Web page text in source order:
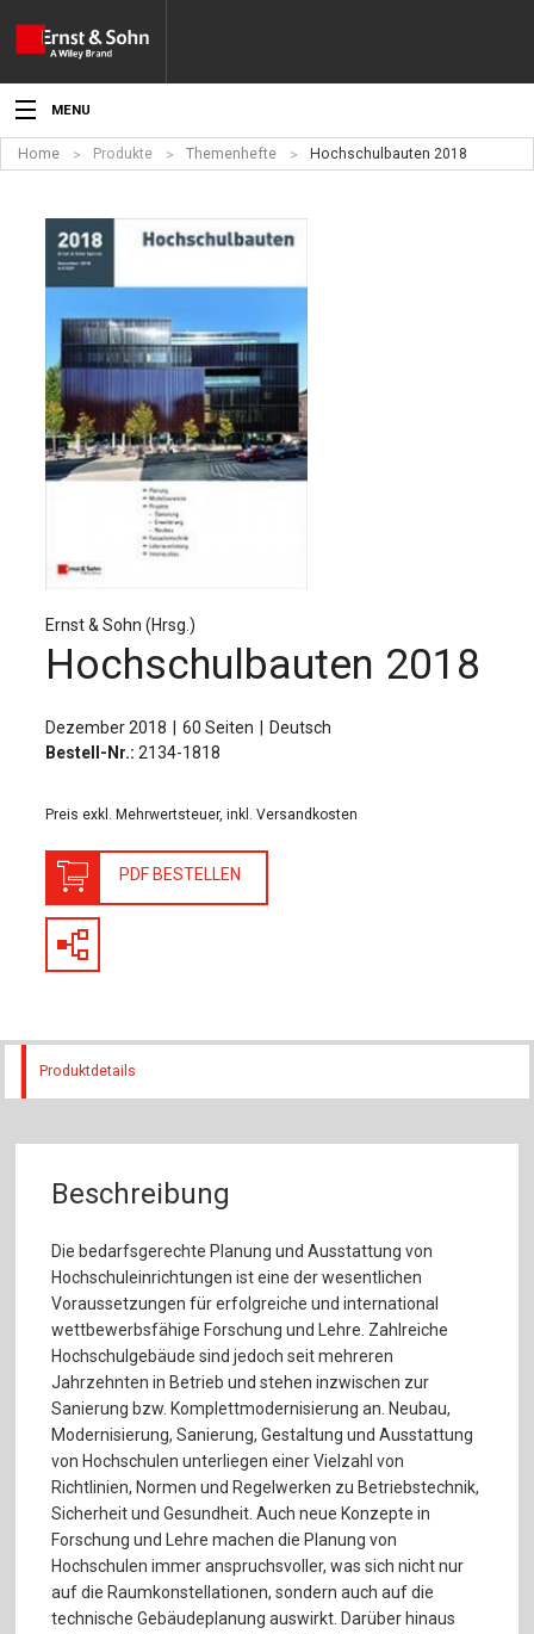
MENU
Aktuelles
Veranstaltungen
Angebote
Fachgebiete
Produkte
Werben
Service
Für Autor:innen
Verlag
Sprache / Language: DE Sprache / Language: EN
Home Produkte Themenhefte Hochschulbauten 2018
Ernst & Sohn (Hrsg.)
Hochschulbauten 2018
Dezember 2018 60 Seiten
Deutsch
Bestell-Nr.: 2134-1818
Preis exkl. Mehrwertsteuer, inkl. Versandkosten
PDF BESTELLEN
Produktdetails
Beschreibung
Die bedarfsgerechte Planung und Ausstattung von
Hochschuleinrichtungen ist eine der wesentlichen
Voraussetzungen für erfolgreiche und international
wettbewerbsfähige Forschung und Lehre. Zahlreiche
Hochschulgebäude sind jedoch seit mehreren
Jahrzehnten in Betrieb und stehen inzwischen zur
Sanierung bzw. Komplettmodernisierung an. Neubau,
Modernisierung, Sanierung, Gestaltung und Ausstattung
von Hochschulen unterliegen einer Vielzahl von
Richtlinien, Normen und Regelwerken zu Betriebstechnik,
Sicherheit und Gesundheit. Auch neue Konzepte in
Forschung und Lehre machen die Planung von
Hochschulen immer anspruchsvoller, was sich nicht nur
auf die Raumkonstellationen, sondern auch auf die
technische Gebäudeplanung auswirkt. Darüber hinaus